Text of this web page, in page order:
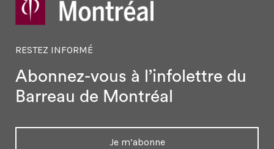
RESTEZ INFORMÉ
Abonnez-vous à l’infolettre du
Barreau de Montréal
Je m’abonne